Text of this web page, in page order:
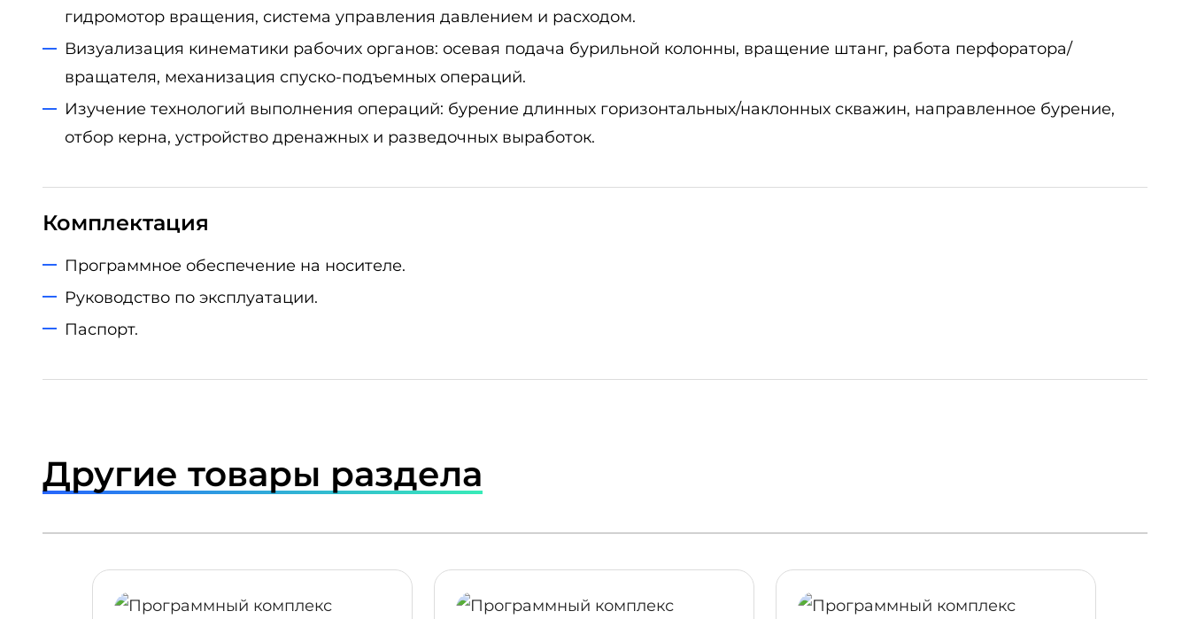
гидромотор вращения, система управления давлением и расходом.
Визуализация кинематики рабочих органов: осевая подача бурильной колонны, вращение штанг, работа перфоратора/
вращателя, механизация спуско-подъемных операций.
Изучение технологий выполнения операций: бурение длинных горизонтальных/наклонных скважин, направленное бурение,
отбор керна, устройство дренажных и разведочных выработок.
Комплектация
Программное обеспечение на носителе.
Руководство по эксплуатации.
Паспорт.
Другие товары раздела
ПОДРОБНЕЕ ПОДРОБНЕЕ ПОДРОБНЕЕ